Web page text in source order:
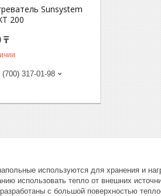
Sunsystem
200
₸
(700) 317-01-98
используются для хранения и
использовать тепло от внешних
с большой поверхностью